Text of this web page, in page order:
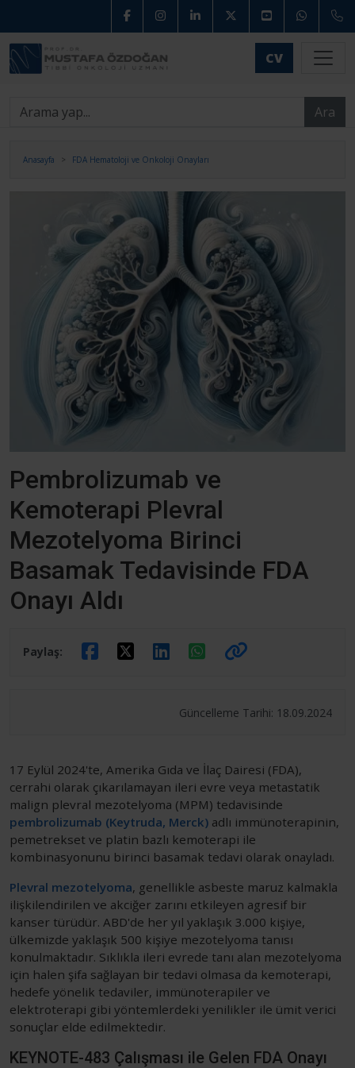
CV
Ara
Anasayfa FDA Hematoloji ve Onkoloji Onayları
Pembrolizumab ve
Kemoterapi Plevral
Mezotelyoma Birinci
Basamak Tedavisinde FDA
Onayı Aldı
Paylaş:
Güncelleme Tarihi: 18.09.2024
17 Eylül 2024'te, Amerika Gıda ve İlaç Dairesi (FDA),
cerrahi olarak çıkarılamayan ileri evre veya metastatik
malign plevral mezotelyoma (MPM) tedavisinde
pembrolizumab (Keytruda, Merck) adlı immünoterapinin,
pemetrekset ve platin bazlı kemoterapi ile
kombinasyonunu birinci basamak tedavi olarak onayladı.
Plevral mezotelyoma, genellikle asbeste maruz kalmakla
ilişkilendirilen ve akciğer zarını etkileyen agresif bir
kanser türüdür. ABD'de her yıl yaklaşık 3.000 kişiye,
ülkemizde yaklaşık 500 kişiye mezotelyoma tanısı
konulmaktadır. Sıklıkla ileri evrede tanı alan mezotelyoma
için halen şifa sağlayan bir tedavi olmasa da kemoterapi,
hedefe yönelik tedaviler, immünoterapiler ve
elektroterapi gibi yöntemlerdeki yenilikler ile ümit verici
sonuçlar elde edilmektedir.
KEYNOTE-483 Çalışması ile Gelen FDA Onayı